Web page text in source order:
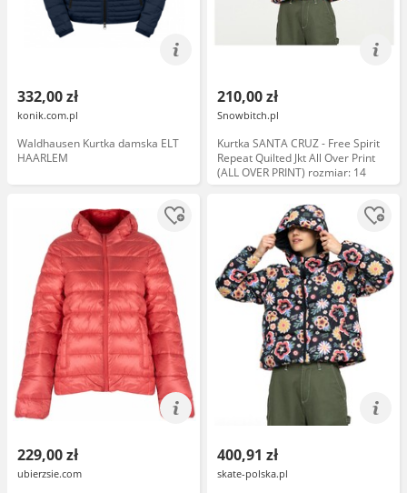
332,00 zł
konik.com.pl
Waldhausen Kurtka damska ELT
HAARLEM
210,00 zł
Snowbitch.pl
Kurtka SANTA CRUZ - Free Spirit
Repeat Quilted Jkt All Over Print
(ALL OVER PRINT) rozmiar: 14
229,00 zł
ubierzsie.com
400,91 zł
skate-polska.pl